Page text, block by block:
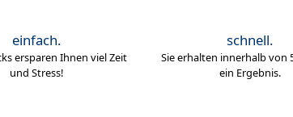
einfach.
ersparen Ihnen viel Zeit
und Stress!
schnell.
Sie erhalten innerhalb von
ein Ergebnis.